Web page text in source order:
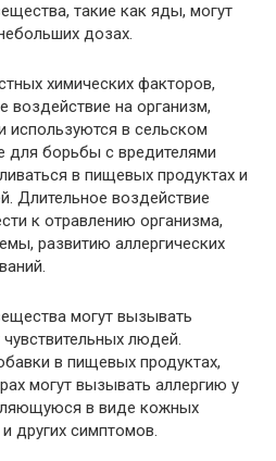
такие как яды, могут
дозах.
химических факторов,
воздействие на организм,
используются в сельском
для борьбы с вредителями
в пищевых продуктах и
Длительное воздействие
к отравлению организма,
развитию аллергических
могут вызывать
людей.
в пищевых продуктах,
могут вызывать аллергию у
в виде кожных
других симптомов.